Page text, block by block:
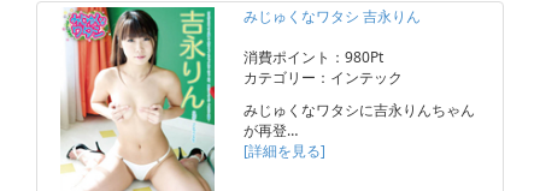
みじゅくなワタシ 吉永りん
消費ポイント：980Pt
カテゴリー：インテック
みじゅくなワタシに吉永りんちゃん
が再登…
[詳細を見る]